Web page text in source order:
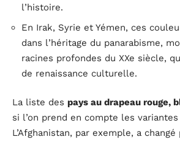
l’histoire.
En Irak, Syrie et Yémen, ces
dans l’héritage du panarabisme,
racines profondes du XXe siècle,
de renaissance culturelle.
La liste des pays au drapeau rouge,
si l’on prend en compte les
L’Afghanistan, par exemple, a